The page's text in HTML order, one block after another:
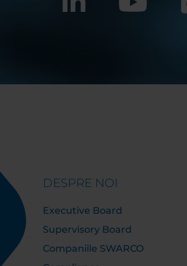
DESPRE NOI
Executive Board
Supervisory Board
Companiile SWARCO